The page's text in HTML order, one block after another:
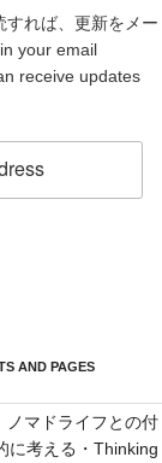
すれば、更新をメー
your email
receive updates
AND PAGES
ノマドライフとの付
に考える・Thinking